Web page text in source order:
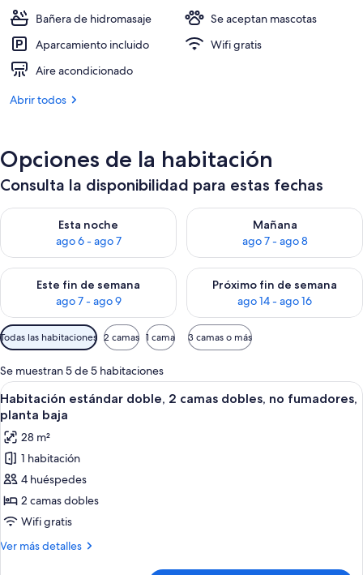
Jardines del alojamiento
Bañera de hidromasaje
Se aceptan mascotas
Aparcamiento incluido
Wifi gratis
Aire acondicionado
Abrir todos
Opciones de la habitación
Consulta la disponibilidad para estas fechas
Esta noche
ago 6 - ago 7
Consulta la disponibilidad para esta noche, ago 6 - ago 7
Mañana
ago 7 - ago 8
Consulta la disponibilidad
Este fin de semana
ago 7 - ago 9
Consulta la disponibilidad para este fin de semana, ago 7 -
Próximo fin de semana
ago 14 - ago 16
Consulta la disponibilidad
Filtros
disponibles
para
las
habitaciones
Todas las habitaciones 2 camas 1 cama 3 camas o más
Se muestran 5 de 5 habitaciones
Abrir
todas
las
fotos
de
Habitación
estándar
doble,
2
Un dormitorio moderno con dos
20
Habitación estándar doble, 2 camas dobles, no fumadores,
planta baja
28 m²
1 habitación
4 huéspedes
2 camas dobles
Wifi gratis
Ver más detalles
Más